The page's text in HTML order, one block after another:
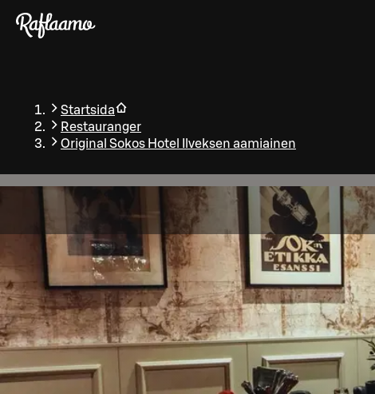
Gå till huvudinnehållet
Startsida
Restauranger
Original Sokos Hotel Ilveksen aamiainen